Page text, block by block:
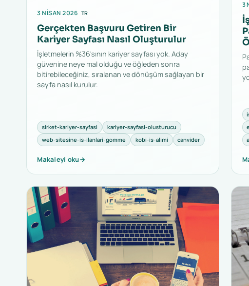
3 NISAN 2026 TR
Gerçekten Başvuru Getiren Bir
Kariyer Sayfası Nasıl Oluşturulur
İşletmelerin %36'sının kariyer sayfası yok. Aday
güvenine neye mal olduğu ve öğleden sonra
bitirebileceğiniz, sıralanan ve dönüşüm sağlayan bir
sayfa nasıl kurulur.
sirket-kariyer-sayfasi
kariyer-sayfasi-olusturucu
web-sitesine-is-ilanlari-gomme
kobi-is-alimi canvider
Makaleyi oku→
3